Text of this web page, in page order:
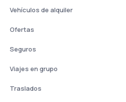
Vehículos de alquiler
Ofertas
Seguros
Viajes en grupo
Traslados